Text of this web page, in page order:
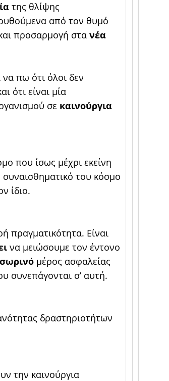
της θλίψης
από τον θυμό
προσαρμογή στα νέα
να πω ότι όλοι δεν
ότι είναι μία
σε καινούργια
που ίσως μέχρι εκείνη
του κόσμο
ίδιο.
πραγματικότητα. Είναι
να μειώσουμε τον έντονο
μέρος ασφαλείας
συνεπάγονται σ’ αυτή.
δραστηριοτήτων
την καινούργια